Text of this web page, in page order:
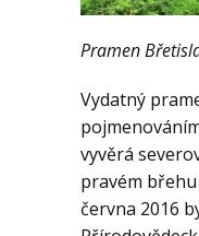
Pramen
Vydatný
vyvěrá
pravém
června 2016